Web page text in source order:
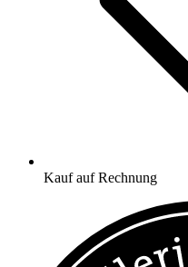
Kauf auf Rechnung